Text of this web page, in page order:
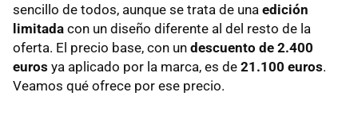
sencillo de todos, aunque se trata de una edición
limitada con un diseño diferente al del resto de la
oferta. El precio base, con un descuento de 2.400
euros ya aplicado por la marca, es de 21.100 euros.
Veamos qué ofrece por ese precio.